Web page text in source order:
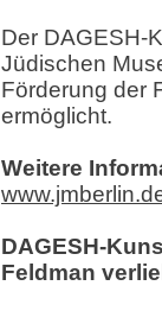
Der DAGESH-
Jüdischen
Förderung der
ermöglicht.
Weitere
DAGESH-
Feldman